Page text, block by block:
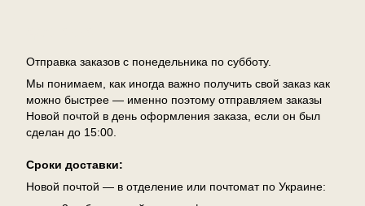
Отправка заказов с понедельника по субботу.
Мы понимаем, как иногда важно получить свой заказ как
можно быстрее — именно поэтому отправляем заказы
Новой почтой в день оформления заказа, если он был
сделан до 15:00.
Сроки доставки:
Новой почтой — в отделение или почтомат по Украине: